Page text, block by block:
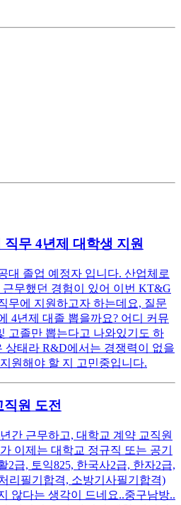
무 4년제 대학생 지원
대 졸업 예정자 입니다. 산업체로
무했던 경험이 있어 이번 KT&G
무에 지원하고자 하는데요, 질문
4년제 대졸 뽑을까요? 어디 커뮤
고졸만 뽑는다고 나와있기도 하
상태라 R&D에서는 경쟁력이 없을
원해야 할 지 고민중입니다.
직원 도전
간 근무하고, 대학교 계약 교직원
이제는 대학교 정규직 또는 공기
2급, 토익825, 한국사2급, 한자2급,
리필기합격, 소방기사필기합격)
않다는 생각이 드네요..중구남방..